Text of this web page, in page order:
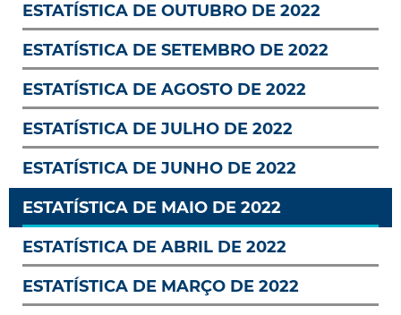
ESTATÍSTICA DE OUTUBRO DE 2022
ESTATÍSTICA DE SETEMBRO DE 2022
ESTATÍSTICA DE AGOSTO DE 2022
ESTATÍSTICA DE JULHO DE 2022
ESTATÍSTICA DE JUNHO DE 2022
ESTATÍSTICA DE MAIO DE 2022
ESTATÍSTICA DE ABRIL DE 2022
ESTATÍSTICA DE MARÇO DE 2022